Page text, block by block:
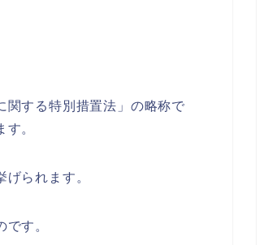
関する特別措置法」の略称で
。
られます。
です。